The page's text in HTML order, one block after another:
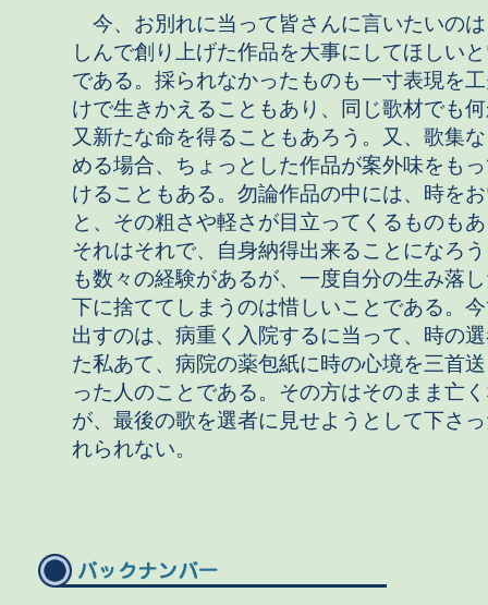
今、お別れに当って皆さんに言いたいの
しんで創り上げた作品を大事にしてほしい
である。採られなかったものも一寸表現を
けで生きかえることもあり、同じ歌材でも
又新たな命を得ることもあろう。又、歌集
める場合、ちょっとした作品が案外味をも
けることもある。勿論作品の中には、時を
と、その粗さや軽さが目立ってくるものも
それはそれで、自身納得出来ることになろ
も数々の経験があるが、一度自分の生み落
下に捨ててしまうのは惜しいことである。
出すのは、病重く入院するに当って、時の
た私あて、病院の薬包紙に時の心境を三首
った人のことである。その方はそのまま亡
が、最後の歌を選者に見せようとして下さ
れられない。